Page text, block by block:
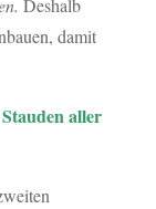
Deshalb
damit
aller